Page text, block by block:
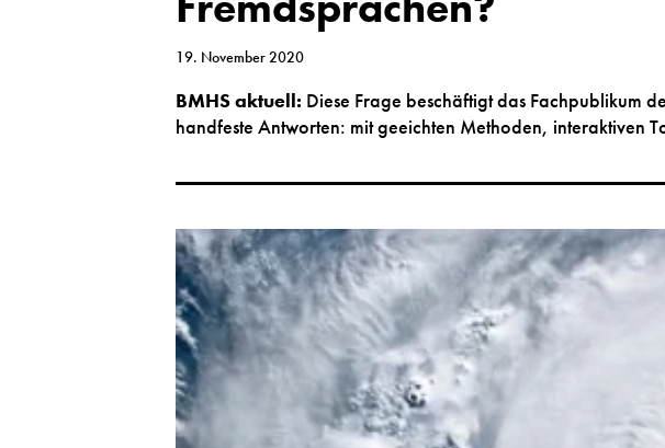
19. November 2020
BMHS aktuell: Diese Frage beschäftigt das Fachpublikum
handfeste Antworten: mit geeichten Methoden, interaktiven